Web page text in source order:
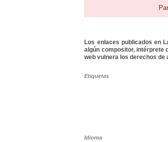
Los enlaces publicados en
algún compositor, intérprete
web vulnera los derechos de
Etiquetas
Idioma